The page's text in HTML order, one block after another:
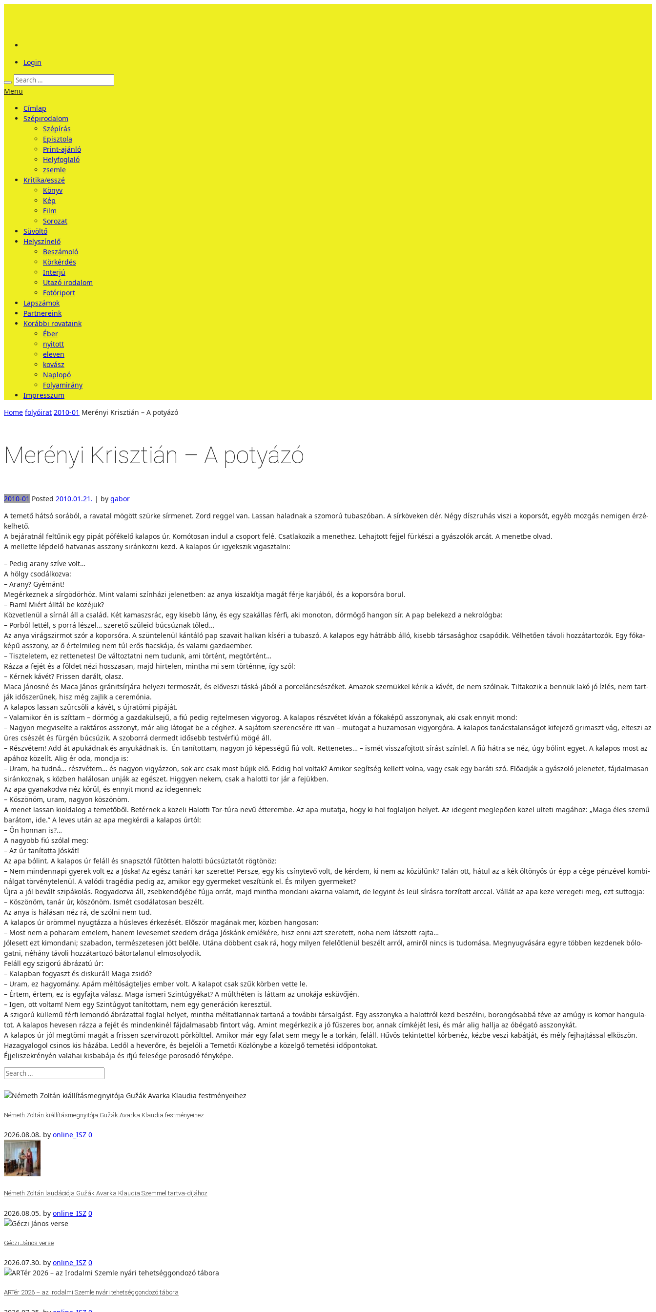
Login
Menu
Címlap
Szépirodalom
Szépírás
Episztola
Print-ajánló
Helyfoglaló
zsemle
Kritika/esszé
Könyv
Kép
Film
Sorozat
Süvöltő
Helyszínelő
Beszámoló
Körkérdés
Interjú
Utazó irodalom
Fotóriport
Lapszámok
Partnereink
Korábbi rovataink
Éber
nyitott
eleven
kovász
Naplopó
Folyamirány
Impresszum
Home folyóirat 2010-01 Merényi Krisztián – A po­tyá­zó
Merényi Krisztián – A po­tyá­zó
2010-01 Posted 2010.01.21. | by gabor
A te­me­tő hát­só so­rá­ból, a ra­va­tal mö­gött szür­ke sír­me­net. Zord reg­gel van. Las­san ha­lad­nak a szo­mo­rú tu­ba­szó­ban. A sír­kö­ve­ken dér. Négy dísz­ru­hás vi­szi a ko­por­sót, egyéb moz­gás nem­igen ér­zé­
kel­he­tő.
A be­já­rat­nál fel­tű­nik egy pi­pát pö­fé­ke­lő ka­la­pos úr. Ko­mó­to­san in­dul a cso­port fe­lé. Csat­la­ko­zik a me­net­hez. Le­haj­tott fej­jel für­ké­szi a gyá­szo­lók ar­cát. A me­net­be ol­vad.
A mel­let­te lép­de­lő hat­va­nas as­­szony si­rán­koz­ni kezd. A ka­la­pos úr igyek­szik vi­gasz­tal­ni:
– Pe­dig arany szí­ve volt…
A hölgy cso­dál­koz­va:
– Arany? Gyé­mánt!
Meg­ér­kez­nek a sír­gö­dör­höz. Mint va­la­mi szín­há­zi je­le­net­ben: az anya ki­sza­kít­ja ma­gát fér­je kar­já­ból, és a ko­por­só­ra bo­rul.
– Fi­am! Mi­ért áll­tál be kö­zé­jük?
Köz­vet­le­nül a sír­nál áll a csa­lád. Két ka­masz­srác, egy ki­sebb lány, és egy sza­kál­las fér­fi, aki mo­no­ton, dör­mö­gő han­gon sír. A pap be­le­kezd a nek­ro­lóg­ba:
– Por­ból let­tél, s por­rá lészel… sze­re­tő szü­le­id bú­csúz­nak tőled…
Az anya vi­rág­szir­mot szór a ko­por­só­ra. A szün­te­le­nül kán­tá­ló pap sza­va­it hal­kan kí­sé­ri a tu­ba­szó. A ka­la­pos egy hát­rább ál­ló, ki­sebb tár­sa­ság­hoz csa­pó­dik. Vél­he­tő­en tá­vo­li hoz­zá­tar­to­zók. Egy fó­ka­
ké­pű as­­szony, az ő ér­tel­mi­leg nem túl erős fi­acs­ká­ja, és va­la­mi gaz­da­em­ber.
– Tisz­te­le­tem, ez ret­te­ne­tes! De vál­toz­tat­ni nem tu­dunk, ami tör­tént, megtörtént…
Ráz­za a fe­jét és a föl­det né­zi hos­­sza­san, majd hir­te­len, mint­ha mi sem tör­tén­ne, így szól:
– Kér­nek ká­vét? Fris­sen da­rált, olasz.
Ma­ca Jánosné és Ma­ca Já­nos grá­nit­sír­já­ra he­lye­zi ter­mo­szát, és elő­ve­szi tás­ká­-já­ból a por­ce­lán­csé­szé­ket. Ama­zok sze­mük­kel ké­rik a ká­vét, de nem szól­nak. Til­ta­ko­zik a ben­nük la­kó jó íz­lés, nem tart­
ják idő­sze­rű­nek, hisz még zaj­lik a ce­re­mó­nia.
A ka­la­pos las­san szür­csö­li a ká­vét, s új­ra­tö­mi pi­pá­ját.
– Va­la­mi­kor én is szíttam – dör­mög a gaz­da­kül­se­jű, a fiú pe­dig rej­tel­me­sen vi­gyo­rog. A ka­la­pos rész­vé­tet kí­ván a fó­ka­ké­pű as­­szony­nak, aki csak en­­nyit mond:
– Na­gyon meg­vi­sel­te a rak­tá­ros as­­szonyt, már alig lá­to­gat be a cég­hez. A sa­já­tom sze­ren­csé­re itt van – mu­to­gat a hu­za­mo­san vi­gyor­gó­ra. A ka­la­pos ta­nács­ta­lan­sá­got ki­fe­je­ző gri­maszt vág, el­te­szi az
üres csé­szét és für­gén bú­csú­zik. A szo­bor­rá der­medt idő­sebb test­vér­fiú mö­gé áll.
– Rész­vé­tem! Add át apu­kád­nak és anyu­kád­nak is. Én ta­ní­tot­tam, na­gyon jó ké­pes­sé­gű fiú volt. Rettenetes… – is­mét vis­­sza­foj­tott sí­rást szín­lel. A fiú hát­ra se néz, úgy bó­lint egyet. A ka­la­pos most az
apá­hoz kö­ze­lít. Alig ér oda, mond­ja is:
– Uram, ha tudná… részvétem… és na­gyon vi­gyáz­zon, sok arc csak most bú­jik elő. Ed­dig hol vol­tak? Ami­kor se­gít­ség kel­lett vol­na, vagy csak egy ba­rá­ti szó. Elő­ad­ják a gyá­szo­ló je­le­ne­tet, fáj­dal­ma­san
si­rán­koz­nak, s köz­ben ha­lá­lo­san un­ják az egé­szet. Hig­­gyen ne­kem, csak a ha­lot­ti tor jár a fe­jük­ben.
Az apa gya­na­kod­va néz kö­rül, és en­­nyit mond az ide­gen­nek:
– Kö­szö­nöm, uram, na­gyon kö­szö­nöm.
A me­net las­san ki­ol­da­log a te­me­tő­ből. Be­tér­nek a kö­ze­li Ha­lot­ti Tor-tú­ra ne­vű ét­te­rem­be. Az apa mu­tat­ja, hogy ki hol fog­lal­jon he­lyet. Az ide­gent meg­le­pő­en kö­zel ül­te­ti ma­gá­hoz: „Ma­ga éles sze­mű
ba­rá­tom, ide.” A le­ves után az apa meg­kér­di a ka­la­pos úr­tól:
– Ön hon­nan is?…
A na­gyobb fiú szó­lal meg:
– Az úr ta­ní­tot­ta Jós­kát!
Az apa bó­lint. A ka­la­pos úr fel­áll és snapsz­tól fű­töt­ten ha­lot­ti bú­csúz­ta­tót rög­tö­nöz:
– Nem min­den­na­pi gye­rek volt ez a Jós­ka! Az egész ta­ná­ri kar sze­ret­te! Per­sze, egy kis csíny­te­vő volt, de kér­dem, ki nem az kö­zü­lünk? Ta­lán ott, há­tul az a kék ­öl­tö­nyös úr épp a cé­ge pén­zé­vel kom­bi­
nál­gat tör­vény­te­le­nül. A va­ló­di tra­gé­dia pe­dig az, ami­kor egy gyer­me­ket ve­szí­tünk el. És mi­lyen gyer­me­ket?
Új­ra a jól be­vált szi­pá­ko­lás. Ro­gya­doz­va áll, zseb­ken­dő­jé­be fúj­ja or­rát, majd mint­ha mon­da­ni akar­na va­la­mit, de le­gyint és le­ül sí­rás­ra tor­zí­tott arc­cal. Vál­lát az apa ke­ze ve­re­ge­ti meg, ezt sut­tog­ja:
– Kö­szö­nöm, ta­nár úr, kö­szö­nöm. Is­mét cso­dá­la­to­san be­szélt.
Az anya is há­lá­san néz rá, de szól­ni nem tud.
A ka­la­pos úr öröm­mel nyug­táz­za a hús­le­ves ér­ke­zé­sét. Elő­ször ma­gá­nak mer, köz­ben han­go­san:
– Most nem a po­ha­ram eme­lem, ha­nem le­ve­se­met sze­dem drá­ga Jós­kánk em­lé­ké­re, hisz en­ni azt sze­re­tett, no­ha nem lát­szott rajta…
Jó­le­sett ezt ki­mon­da­ni; sza­ba­don, ter­mé­sze­te­sen jött be­lő­le. Utá­na döb­bent csak rá, hogy mi­lyen fe­le­lőt­le­nül be­szélt ar­ról, ami­ről nincs is tu­do­má­sa. Meg­nyug­vá­sá­ra egy­re töb­ben kez­de­nek bó­lo­
gat­ni, né­hány tá­vo­li hoz­zá­tar­to­zó bá­tor­ta­la­nul el­mo­so­lyo­dik.
Fel­áll egy szi­go­rú áb­rá­za­tú úr:
– Ka­lap­ban fo­gyaszt és dis­ku­rál! Ma­ga zsi­dó?
– Uram, ez ha­gyo­mány. Apám mél­tó­ság­tel­jes em­ber volt. A ka­la­pot csak szűk kör­ben vet­te le.
– Ér­tem, ér­tem, ez is egy­faj­ta vá­lasz. Ma­ga is­me­ri Szintúgyékat? A múlt­hé­ten is lát­tam az uno­ká­ja es­kü­vő­jén.
– Igen, ott vol­tam! Nem egy Szintúgyot ta­ní­tot­tam, nem egy ge­ne­rá­ci­ón ke­resz­tül.
A szi­go­rú kül­le­mű fér­fi le­mon­dó áb­rá­zat­tal fog­lal he­lyet, mint­ha mél­tat­lan­nak tar­ta­ná a to­váb­bi tár­sal­gást. Egy as­­szony­ka a ha­lott­ról kezd be­szél­ni, bo­ron­gó­sab­bá té­ve az amúgy is ko­mor han­gu­la­
tot. A ka­la­pos he­ve­sen ráz­za a fe­jét és min­den­ki­nél fáj­dal­ma­sabb fin­tort vág. Amint meg­ér­ke­zik a jó fű­sze­res bor, an­nak cím­ké­jét le­si, és már alig hall­ja az óbé­ga­tó as­­szony­kát.
A ka­la­pos úr jól meg­tö­mi ma­gát a fris­sen szer­ví­ro­zott pör­költ­tel. Ami­kor már egy fa­lat sem megy le a tor­kán, fel­áll. Hű­vös te­kin­tet­tel kör­be­néz, kéz­be ve­szi ka­bát­ját, és mély fej­haj­tás­sal el­kö­szön.
Ha­za­gya­lo­gol csi­nos kis há­zá­ba. Le­dől a he­ve­rő­re, és be­je­lö­li a Te­me­tői Köz­löny­be a kö­zel­gő te­me­té­si idő­pon­to­kat.
Éj­je­li­szek­ré­nyén va­la­hai kis­ba­bá­ja és if­jú fe­le­sé­ge po­ro­so­dó fény­ké­pe.
Németh Zoltán kiállításmegnyitója Gužák Avarka Klaudia festményeihez
2026.08.08. by online_ISZ 0
Németh Zoltán laudációja Gužák Avarka Klaudia Szemmel tartva-díjához
2026.08.05. by online_ISZ 0
Géczi János verse
2026.07.30. by online_ISZ 0
ARTér 2026 – az Irodalmi Szemle nyári tehetséggondozó tábora